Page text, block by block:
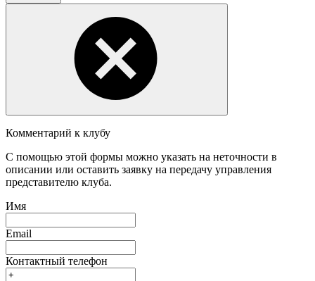
Комментарий к клубу
С помощью этой формы можно указать на неточности в
описании или оставить заявку на передачу управления
представителю клуба.
Имя
Email
Контактный телефон